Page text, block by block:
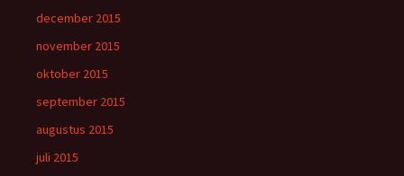
december 2015
november 2015
oktober 2015
september 2015
augustus 2015
juli 2015